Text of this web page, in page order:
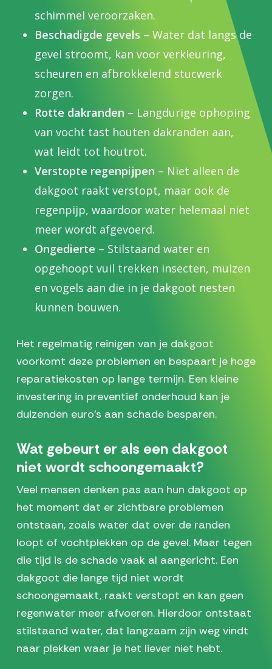
schimmel veroorzaken.
Beschadigde gevels – Water dat langs de
gevel stroomt, kan voor verkleuring,
scheuren en afbrokkelend stucwerk
zorgen.
Rotte dakranden – Langdurige ophoping
van vocht tast houten dakranden aan,
wat leidt tot houtrot.
Verstopte regenpijpen – Niet alleen de
dakgoot raakt verstopt, maar ook de
regenpijp, waardoor water helemaal niet
meer wordt afgevoerd.
Ongedierte – Stilstaand water en
opgehoopt vuil trekken insecten, muizen
en vogels aan die in je dakgoot nesten
kunnen bouwen.
Het regelmatig reinigen van je dakgoot
voorkomt deze problemen en bespaart je hoge
reparatiekosten op lange termijn. Een kleine
investering in preventief onderhoud kan je
duizenden euro’s aan schade besparen.
Wat gebeurt er als een dakgoot
niet wordt schoongemaakt?
Veel mensen denken pas aan hun dakgoot op
het moment dat er zichtbare problemen
ontstaan, zoals water dat over de randen
loopt of vochtplekken op de gevel. Maar tegen
die tijd is de schade vaak al aangericht. Een
dakgoot die lange tijd niet wordt
schoongemaakt, raakt verstopt en kan geen
regenwater meer afvoeren. Hierdoor ontstaat
stilstaand water, dat langzaam zijn weg vindt
naar plekken waar je het liever niet hebt.